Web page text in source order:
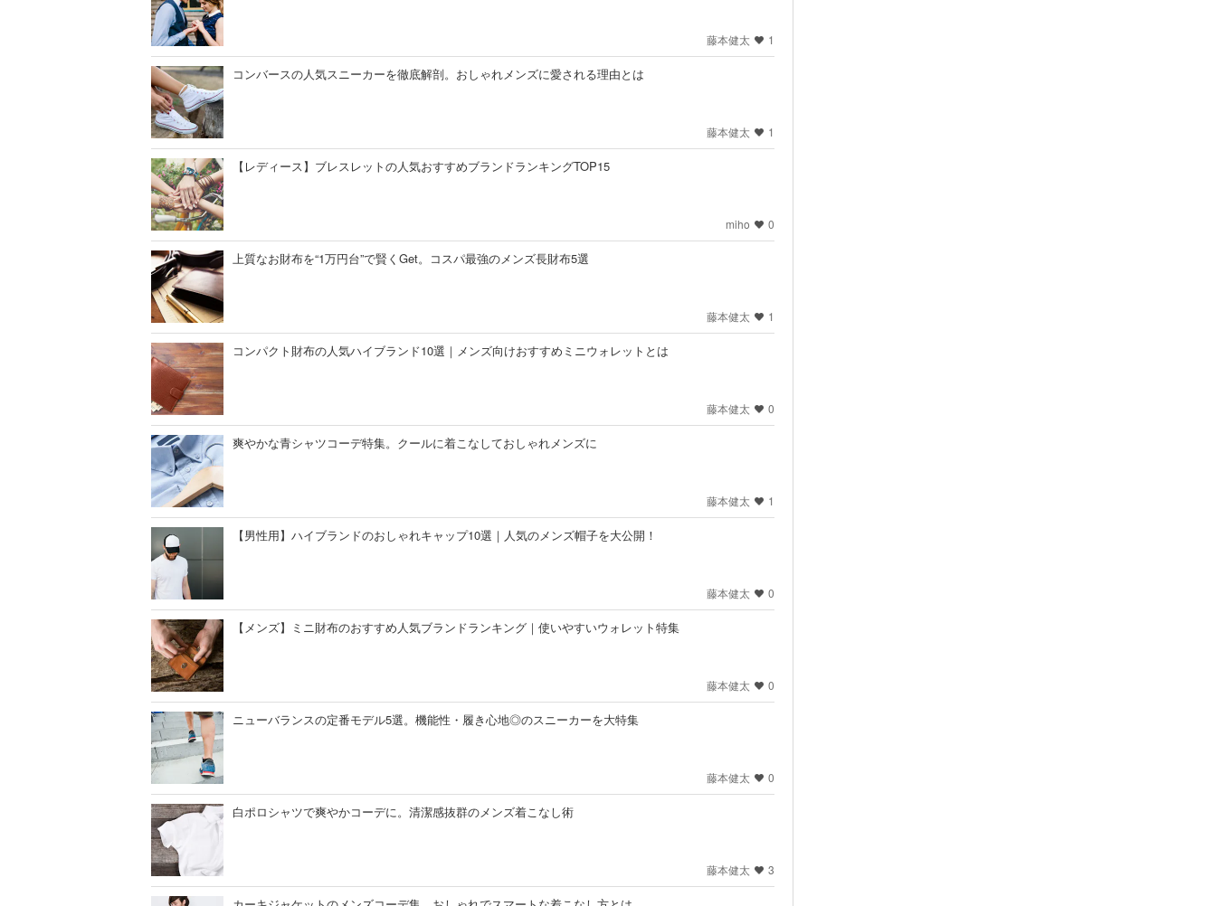
藤本健太 1
コンバースの人気スニーカーを徹底解剖。おしゃれメンズに愛される理由とは
藤本健太 1
【レディース】ブレスレットの人気おすすめブランドランキングTOP15
miho 0
上質なお財布を“1万円台”で賢くGet。コスパ最強のメンズ長財布5選
藤本健太 1
コンパクト財布の人気ハイブランド10選｜メンズ向けおすすめミニウォレットとは
藤本健太 0
爽やかな青シャツコーデ特集。クールに着こなしておしゃれメンズに
藤本健太 1
【男性用】ハイブランドのおしゃれキャップ10選｜人気のメンズ帽子を大公開！
藤本健太 0
【メンズ】ミニ財布のおすすめ人気ブランドランキング｜使いやすいウォレット特集
藤本健太 0
ニューバランスの定番モデル5選。機能性・履き心地◎のスニーカーを大特集
藤本健太 0
白ポロシャツで爽やかコーデに。清潔感抜群のメンズ着こなし術
藤本健太 3